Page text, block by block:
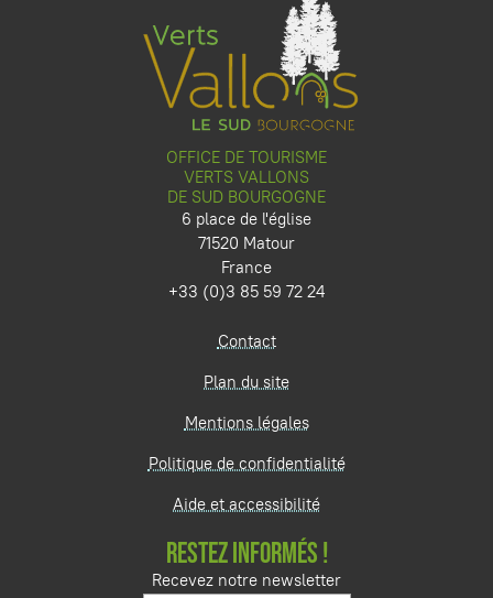
OFFICE DE TOURISME
VERTS VALLONS
DE SUD BOURGOGNE
6 place de l'église
71520 Matour
France
+33 (0)3 85 59 72 24
Contact
Plan du site
Mentions légales
Politique de confidentialité
Aide et accessibilité
RESTEZ INFORMÉS !
Recevez notre newsletter